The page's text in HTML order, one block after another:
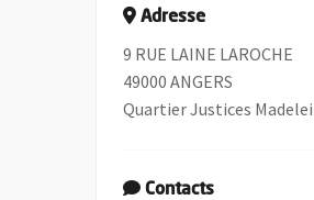
Adresse
9 RUE LAINE LAROCHE
49000 ANGERS
Quartier Justices
Contacts